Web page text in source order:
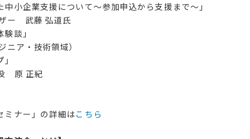
中小企業支援について～参加申込から支援まで～」
武藤 弘道氏
談」
・技術領域）
正紀
ナー」の詳細はこちら